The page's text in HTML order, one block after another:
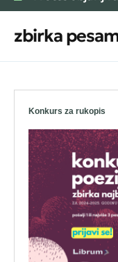
zbirka
Konkurs za rukopis